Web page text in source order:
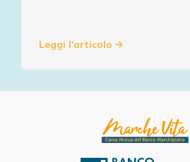
Leggi l'articolo